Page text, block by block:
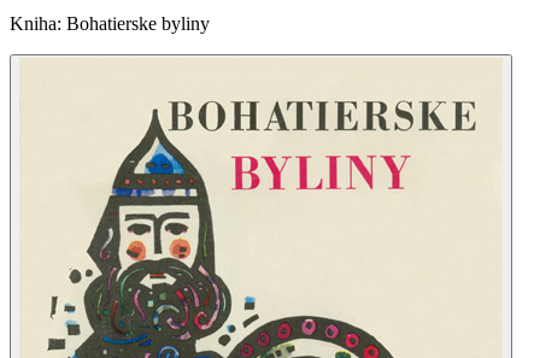
Kniha: Bohatierske byliny